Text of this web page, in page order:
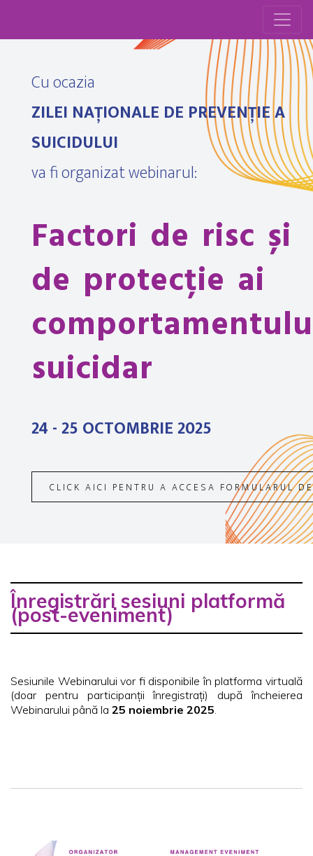
Cu ocazia
ZILEI NAȚIONALE DE PREVENȚIE A
SUICIDULUI
va fi organizat webinarul:
Factori de risc și
de protecție ai
suicidar
24 - 25 OCTOMBRIE 2025
CLICK AICI PENTRU A ACCESA FORMULARUL
Înregistrări sesiuni platformă
(post-eveniment)
Sesiunile Webinarului vor fi disponibile în platforma virtuală
(doar pentru participanții înregistrați) după încheierea
Webinarului până la 25 noiembrie 2025.